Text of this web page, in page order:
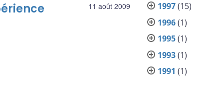
11 août 2009
1997(15)
1996(1)
1995(1)
1993(1)
1991 (1)